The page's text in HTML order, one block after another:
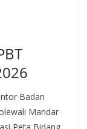
Badan
Mandar